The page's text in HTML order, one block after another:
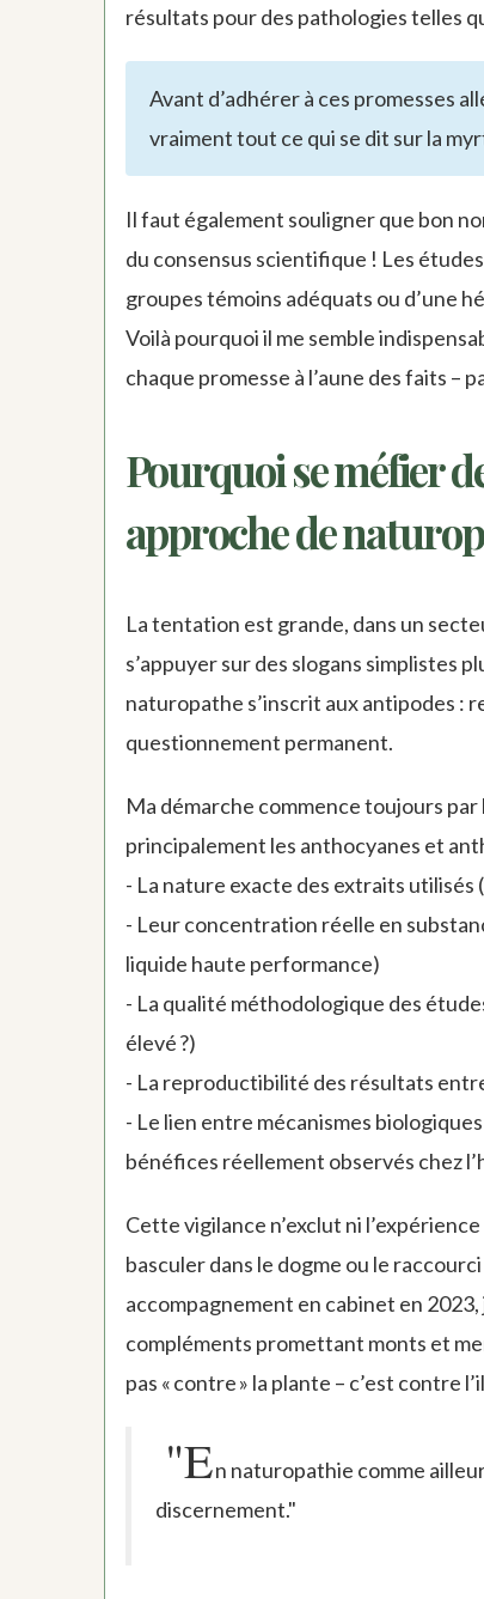
résultats pour des pathologies telles
Avant d’adhérer à ces promesses
vraiment tout ce qui se dit sur la
Il faut également souligner que bon
du consensus scientifique ! Les
groupes témoins adéquats ou d’une
Voilà pourquoi il me semble
chaque promesse à l’aune des faits –
Pourquoi se méfier
approche de
La tentation est grande, dans un
s’appuyer sur des slogans simplistes
naturopathe s’inscrit aux antipodes :
questionnement permanent.
Ma démarche commence toujours par
principalement les anthocyanes et
- La nature exacte des extraits
- Leur concentration réelle en
liquide haute performance)
- La qualité méthodologique des
élevé ?)
- La reproductibilité des résultats
- Le lien entre mécanismes
bénéfices réellement observés chez
Cette vigilance n’exclut ni
basculer dans le dogme ou le
accompagnement en cabinet en
compléments promettant monts et
pas « contre » la plante – c’est contre
"En naturopathie comme
discernement."